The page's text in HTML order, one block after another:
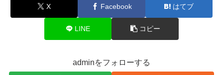
X Facebook はてブ
LINE コピー
adminをフォローする